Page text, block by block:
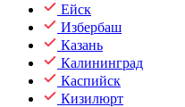
Ейск
Избербаш
Казань
Калининград
Каспийск
Кизилюрт